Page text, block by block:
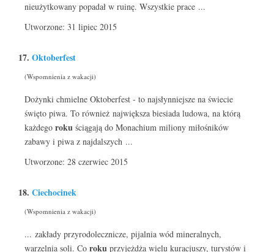
nieużytkowany popadał w ruinę. Wszystkie prace ...
Utworzone: 31 lipiec 2015
17. Oktoberfest
(Wspomnienia z wakacji)
Dożynki chmielne Oktoberfest - to najsłynniejsze na świecie
święto piwa. To również największa biesiada ludowa, na którą
każdego roku ściągają do Monachium miliony miłośników
zabawy i piwa z najdalszych ...
Utworzone: 28 czerwiec 2015
18. Ciechocinek
(Wspomnienia z wakacji)
... zakłady przyrodolecznicze, pijalnia wód mineralnych,
warzelnia soli. Co roku przyjeżdża wielu kuracjuszy, turystów i